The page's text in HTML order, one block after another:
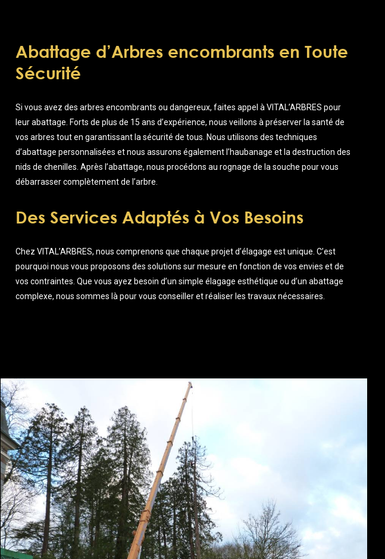
Abattage d’Arbres encombrants en Toute
Sécurité
Si vous avez des arbres encombrants ou dangereux, faites appel à VITAL’ARBRES pour
leur abattage. Forts de plus de 15 ans d’expérience, nous veillons à préserver la santé de
vos arbres tout en garantissant la sécurité de tous. Nous utilisons des techniques
d’abattage personnalisées et nous assurons également l’haubanage et la destruction des
nids de chenilles. Après l’abattage, nous procédons au rognage de la souche pour vous
débarrasser complètement de l’arbre.
Des Services Adaptés à Vos Besoins
Chez VITAL’ARBRES, nous comprenons que chaque projet d’élagage est unique. C’est
pourquoi nous vous proposons des solutions sur mesure en fonction de vos envies et de
vos contraintes. Que vous ayez besoin d’un simple élagage esthétique ou d’un abattage
complexe, nous sommes là pour vous conseiller et réaliser les travaux nécessaires.